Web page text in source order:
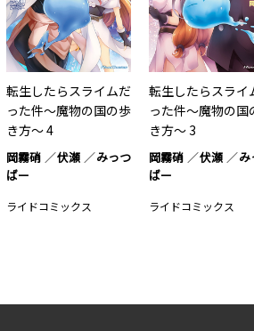
転生したらスライムだ
った件～魔物の国の歩
き方～ 4
岡霧硝 伏瀬
みっつ
ばー
ライドコミックス
転生したらスライ
った件～魔物の国
き方～ 3
岡霧硝 伏瀬
み
ばー
ライドコミックス